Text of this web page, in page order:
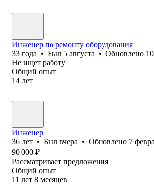
Инженер по ремонту оборудования
33 года • Был 5 августа • Обновлено
Не ищет работу
Общий опыт
14 лет
Инженер
36 лет • Был вчера • Обновлено 7
90 000 ₽
Рассматривает предложения
Общий опыт
11 лет 8 месяцев